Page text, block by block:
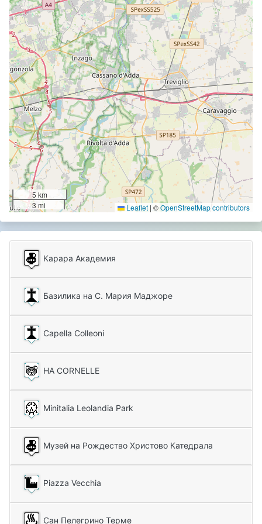
5 km
3 mi
Leaflet | ©OpenStreetMap contributors
Карара Академия
Базилика на С. Мария Маджоре
Capella Colleoni
НА CORNELLE
Minitalia Leolandia Park
Музей на Рождество Христово Катедрала
Piazza Vecchia
Сан Пелегрино Терме